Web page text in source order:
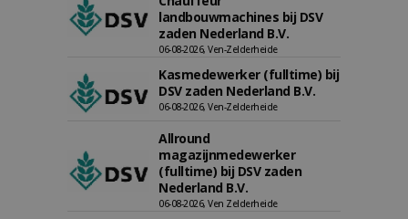
landbouwmachines bij DSV
zaden Nederland B.V.
06-08-2026, Ven-Zelderheide
Kasmedewerker (fulltime) bij
DSV zaden Nederland B.V.
06-08-2026, Ven-Zelderheide
Allround
magazijnmedewerker
(fulltime) bij DSV zaden
Nederland B.V.
06-08-2026, Ven Zelderheide